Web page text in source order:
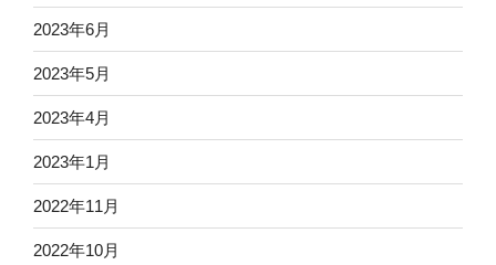
2023年6月
2023年5月
2023年4月
2023年1月
2022年11月
2022年10月